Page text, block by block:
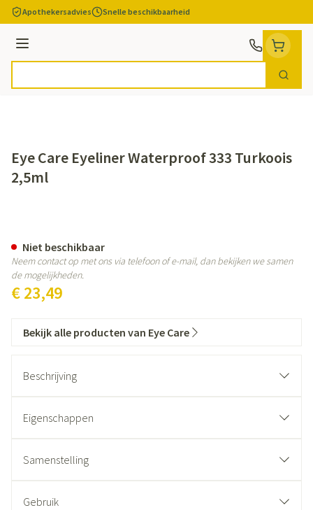
Ga naar de inhoud
Apothekersadvies Snelle beschikbaarheid
Menu
Zoek
Eye Care Eyeliner Waterproof 333 Turkoois
2,5ml
€ 23,49
Niet beschikbaar
Neem contact op met ons via telefoon of e-mail, dan bekijken we samen
de mogelijkheden.
Bekijk alle producten van Eye Care
Beschrijving
Eigenschappen
Samenstelling
Gebruik